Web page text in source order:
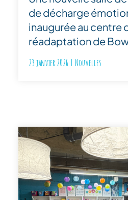
de décharge
inaugurée au centre
réadaptation de
23 janvier 2026 | Nouvelles